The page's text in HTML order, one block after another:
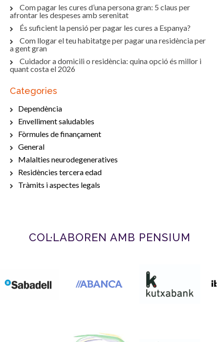
Com pagar les cures d’una persona gran: 5 claus per
afrontar les despeses amb serenitat
És suficient la pensió per pagar les cures a Espanya?
Com llogar el teu habitatge per pagar una residència per
a gent gran
Cuidador a domicili o residència: quina opció és millor i
quant costa el 2026
Categories
Dependència
Envelliment saludables
Fòrmules de finançament
General
Malalties neurodegeneratives
Residències tercera edad
Tràmits i aspectes legals
COL·LABOREN AMB PENSIUM